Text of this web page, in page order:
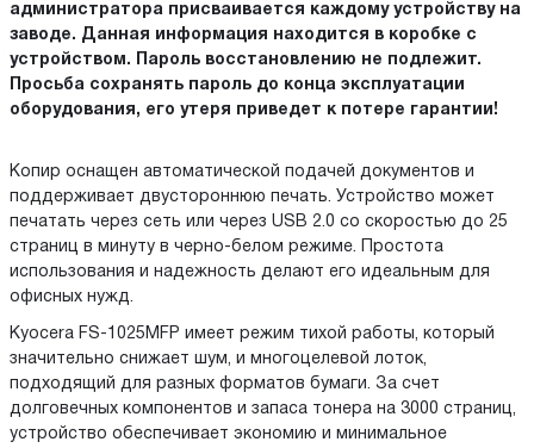
администратора присваивается каждому устройству на
заводе. Данная информация находится в коробке с
устройством. Пароль восстановлению не подлежит.
Просьба сохранять пароль до конца эксплуатации
оборудования, его утеря приведет к потере гарантии!
Копир оснащен автоматической подачей документов и
поддерживает двустороннюю печать. Устройство может
печатать через сеть или через USB 2.0 со скоростью до 25
страниц в минуту в черно-белом режиме. Простота
использования и надежность делают его идеальным для
офисных нужд.
Kyocera FS-1025MFP имеет режим тихой работы, который
значительно снижает шум, и многоцелевой лоток,
подходящий для разных форматов бумаги. За счет
долговечных компонентов и запаса тонера на 3000 страниц,
устройство обеспечивает экономию и минимальное